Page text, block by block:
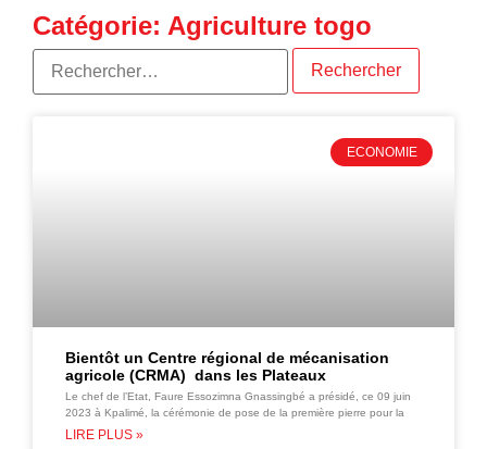
Catégorie: Agriculture togo
ECONOMIE
Bientôt un Centre régional de mécanisation
agricole (CRMA) dans les Plateaux
Le chef de l’Etat, Faure Essozimna Gnassingbé a présidé, ce 09 juin
2023 à Kpalimé, la cérémonie de pose de la première pierre pour la
LIRE PLUS »